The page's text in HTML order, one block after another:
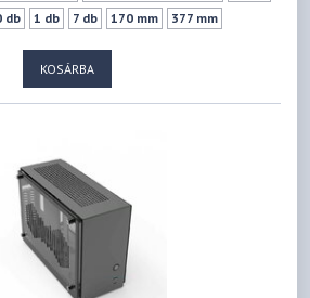
db 1 db 7 db 170 mm 377 mm
KOSÁRBA